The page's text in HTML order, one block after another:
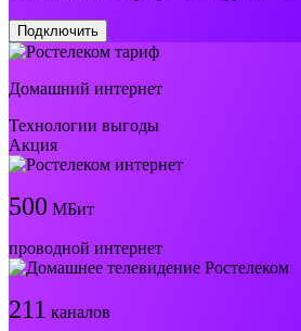
Подключить
Домашний интернет
Технологии выгоды
Акция
500 МБит
проводной интернет
211 каналов